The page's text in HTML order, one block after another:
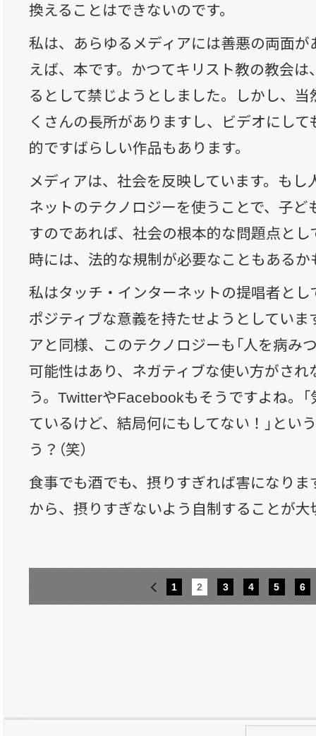
換えることはできないのです。
私は、あらゆるメディアには善悪の両面が
えば、本です。かつてキリスト教の教会
るとして禁じようとしました。しかし、
くさんの長所がありますし、ビデオにし
的ですばらしい作品もあります。
メディアは、社会を反映しています。もし
ネットのテクノロジーを使うことで、子
すのであれば、社会の根本的な問題点と
時には、法的な規制が必要なこともあるか
私はタッチ・インターネットの提唱者とし
ポジティブな意義を持たせようとしていま
アと同様、このテクノロジーも「人を病みつ
可能性はあり、ネガティブな使い方がされ
う。TwitterやFacebookもそうですよね。
ているけど、結局何にもしてない！」とい
う？（笑）
食事でも酒でも、摂りすぎれば害になりま
から、摂りすぎないよう自制することが大
1 2 3 4 5 6